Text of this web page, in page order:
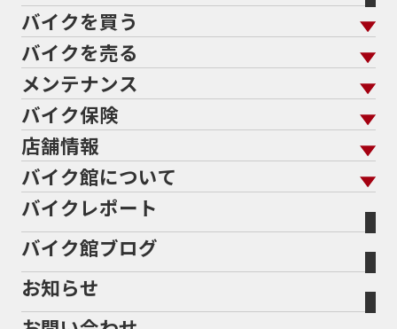
61馬力636cc
689cc690SMCR
701エンデューロ72PS750750cc75th
765773cc800cc80s80万以下
80万以下大型80万円以下82185馬力883
883R890DUKE899 Panigale8月8月11日
8耐8耐見に行きたい
946ml950S950cc
ADDRESSADDRESS 110ADVADV150
ADV160AEROX
AEROX155 ABS
ANNIVERSARYAPEAPE 100 DXAPEX
バイクを買う
バイクを買う トップ
バイクを探す
メーカーから探す
色から探す
スタイルから探す
排気量から探す
地域から探す
走行距離から探す
中古車から探す
バイクを売る
バイクを売る トップ
バイク館買取の強み
バイクを高く売るコツ
バイク買取の流れ
全国展開の強み
よくあるご質問
バイク買取強化車両
オンライン査定フォーム
メーカー別買取相場・
ヤマハ
トライアンフ
メンテナンス
メンテナンス トップ
バイク点検
バイク車検
Bikeep
プロテクションフィルム
バイク保険
バイク保険 トップ
自賠責保険
任意保険
バイク保険無料見積り（現在未加入の方）
バイク保険無料見積り（他社でご加入の方）
店舗情報
店舗情報 トップ
北海道
宮城
福島
バイク館について
バイク館について トップ
バイク館が選ばれる理由
会社概要
バイクレポート
バイク館ブログ
お知らせ